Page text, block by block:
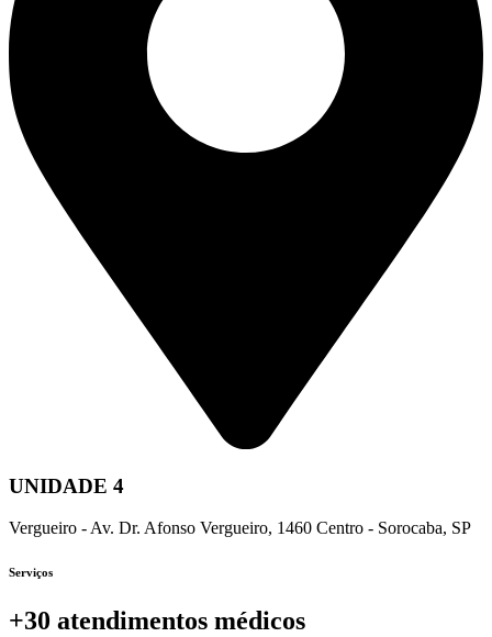
UNIDADE 4
Vergueiro - Av. Dr. Afonso Vergueiro, 1460 Centro - Sorocaba, SP
Serviços
+30 atendimentos médicos